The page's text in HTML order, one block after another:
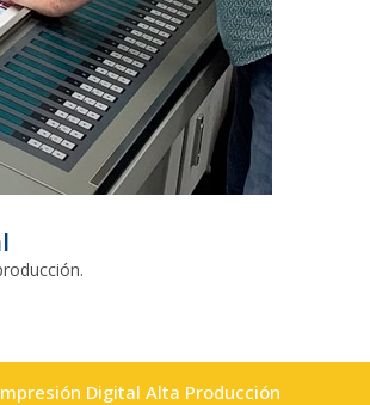
Digital Alta Producción